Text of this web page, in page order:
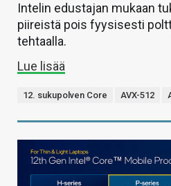
Intelin edustajan mukaan
piireistä pois fyysisesti
tehtaalla.
Lue lisää
12. sukupolven Core AVX-512